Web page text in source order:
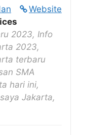
Website
2023, Info
2023,
terbaru
SMA
hari ini,
Jakarta,